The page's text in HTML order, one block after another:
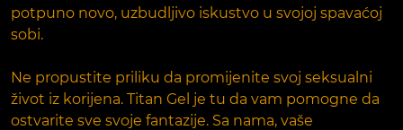
potpuno novo, uzbudljivo iskustvo u svojoj spavaćoj
sobi.
Ne propustite priliku da promijenite svoj seksualni
život iz korijena. Titan Gel je tu da vam pomogne da
ostvarite sve svoje fantazije. Sa nama, vaše